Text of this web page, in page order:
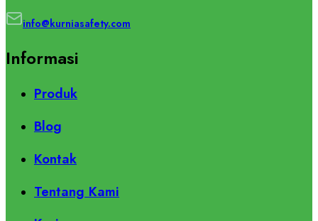
info@kurniasafety.com
Informasi
Produk
Blog
Kontak
Tentang Kami